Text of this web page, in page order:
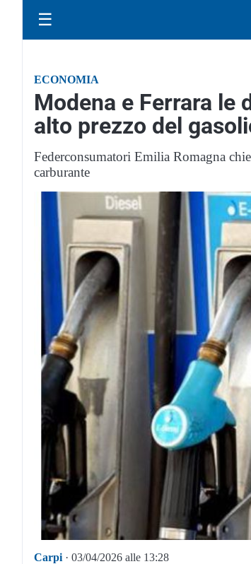
☰
ECONOMIA
Modena e Ferrara le
alto prezzo del
Federconsumatori Emilia Romagna
carburante
Carpi · 03/04/2026 alle 13:28